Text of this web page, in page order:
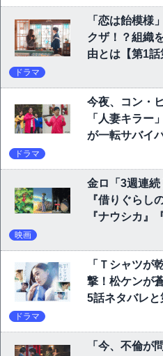
「恋は飴模様
クザ！？組織
由とは【第1話
ドラマ
今夜、コン・
「人妻キラー
が一転サバイ
ドラマ
金ロ「3週連
『借りぐらし
『ナウシカ』
映画
「Ｔシャツが
撃！松ケンが
5話ネタバレと
ドラマ
「今、不倫が